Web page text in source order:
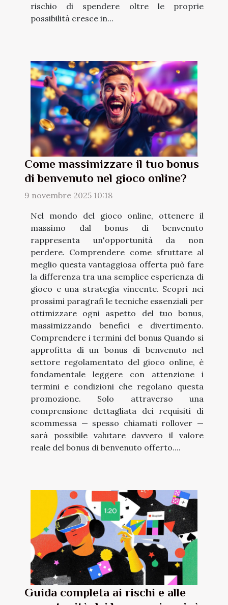
rischio di spendere oltre le proprie
possibilità cresce in...
Come massimizzare il tuo bonus
di benvenuto nel gioco online?
9 novembre 2025 10:18
Nel mondo del gioco online, ottenere il
massimo dal bonus di benvenuto
rappresenta un'opportunità da non
perdere. Comprendere come sfruttare al
meglio questa vantaggiosa offerta può fare
la differenza tra una semplice esperienza di
gioco e una strategia vincente. Scopri nei
prossimi paragrafi le tecniche essenziali per
ottimizzare ogni aspetto del tuo bonus,
massimizzando benefici e divertimento.
Comprendere i termini del bonus Quando si
approfitta di un bonus di benvenuto nel
settore regolamentato del gioco online, è
fondamentale leggere con attenzione i
termini e condizioni che regolano questa
promozione. Solo attraverso una
comprensione dettagliata dei requisiti di
scommessa — spesso chiamati rollover —
sarà possibile valutare davvero il valore
reale del bonus di benvenuto offerto....
Guida completa ai rischi e alle